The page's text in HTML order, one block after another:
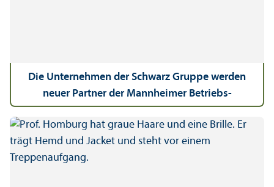
Die Unter­nehmen der Schwarz Gruppe werden
neuer Partner der Mannheimer Betriebs­
wirtschafts­lehre.